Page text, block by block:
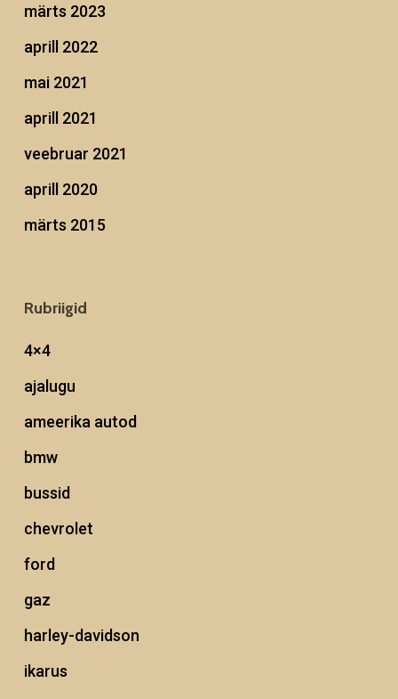
märts 2023
aprill 2022
mai 2021
aprill 2021
veebruar 2021
aprill 2020
märts 2015
Rubriigid
4×4
ajalugu
ameerika autod
bmw
bussid
chevrolet
ford
gaz
harley-davidson
ikarus